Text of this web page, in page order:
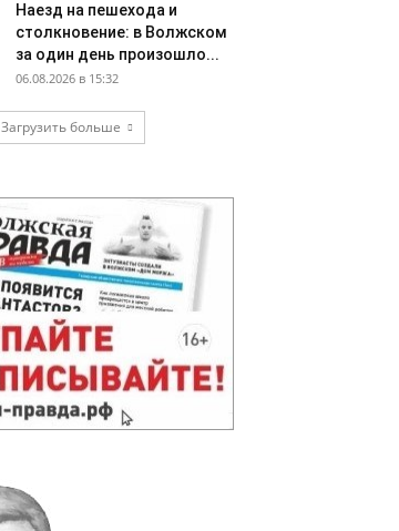
Наезд на пешехода и
столкновение: в Волжском
за один день произошло...
06.08.2026 в 15:32
Загрузить больше